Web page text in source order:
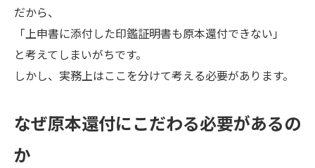
だから、
「上申書に添付した印鑑証明書も原本還付できない」
と考えてしまいがちです。
しかし、実務上はここを分けて考える必要があります。
なぜ原本還付にこだわる必要があるの
か